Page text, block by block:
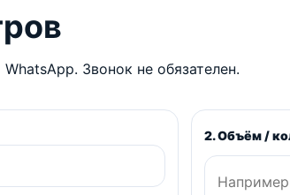
Звонок не обязателен.
2. Объём /